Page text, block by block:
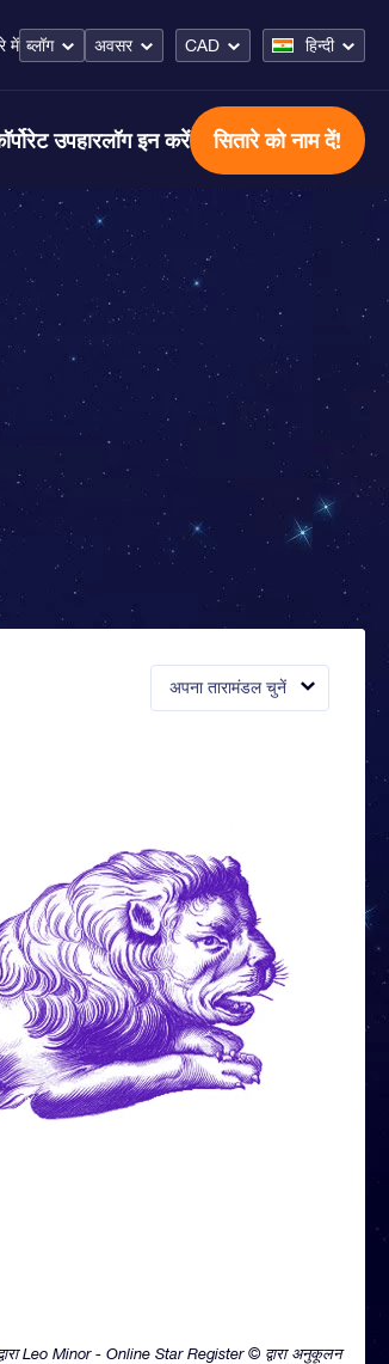
में ब्लॉग अवसर CAD हिन्दी
उपहारलॉग इन करें सितारे को नाम दें!
अपना तारामंडल चुनें
Leo Minor - Online Star Register © द्वारा अनुकूलन